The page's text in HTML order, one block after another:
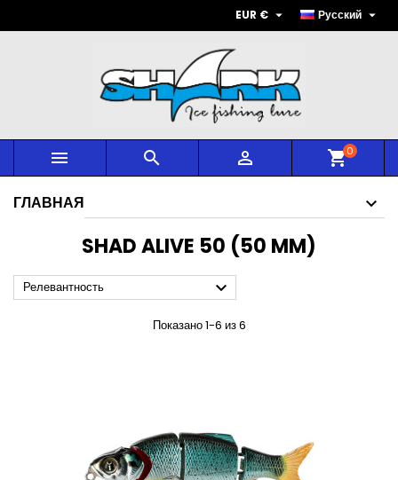
Русский 
EUR € 
   shopping_cart0
ГЛАВНАЯ
SHAD ALIVE 50 (50 MM)
Релевантность 
Показано 1-6 из 6